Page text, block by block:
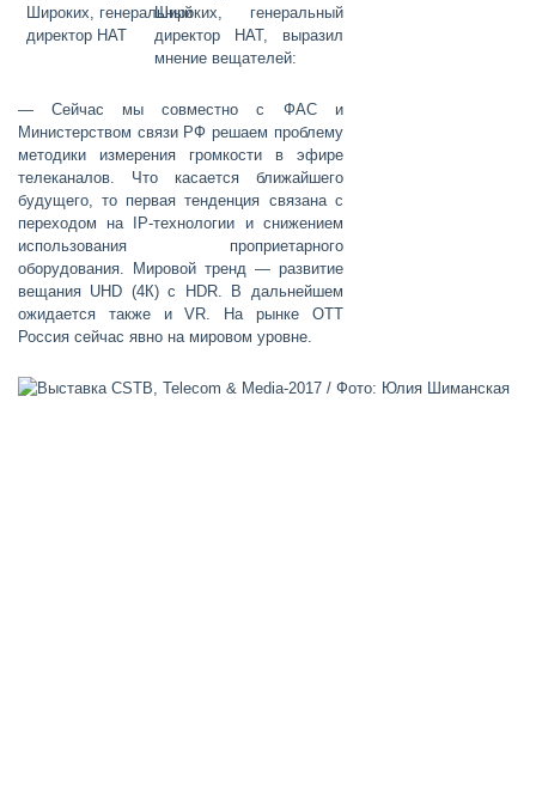
Широких , генеральный
директор НАТ, выразил
мнение вещателей:
— Сейчас мы совместно с ФАС и
Министерством связи РФ решаем проблему
методики измерения громкости в эфире
телеканалов. Что касается ближайшего
будущего, то первая тенденция связана с
переходом на IP-технологии и снижением
использования проприетарного
оборудования. Мировой тренд — развитие
вещания UHD (4К) с HDR. В дальнейшем
ожидается также и VR. На рынке ОТТ
Россия сейчас явно на мировом уровне.